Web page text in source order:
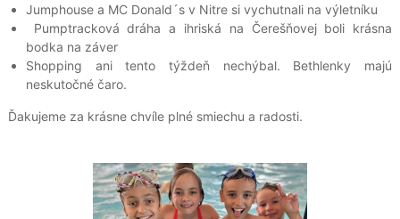
Jumphouse a MC Donald´s v Nitre si vychutnali na výletníku
Pumptracková dráha a ihriská na Čerešňovej boli krásna
bodka na záver
Shopping ani tento týždeň nechýbal. Bethlenky majú
neskutočné čaro.
Ďakujeme za krásne chvíle plné smiechu a radosti.